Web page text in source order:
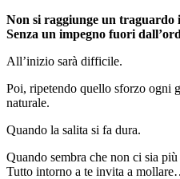
Non si raggiunge un traguardo
Senza un impegno fuori
All’inizio sarà difficile.
Poi, ripetendo quello sforzo ogni
naturale.
Quando la salita si fa dura.
Quando sembra che non ci sia
Tutto intorno a te invita a